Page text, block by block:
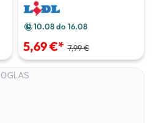
10.08 do 16.08
5,69 €* 7,99 €
OGLAS